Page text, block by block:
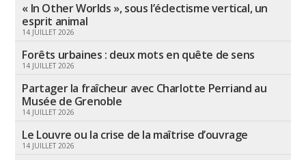
« In Other Worlds », sous l’éclectisme vertical, un
esprit animal
14 JUILLET 2026
Forêts urbaines : deux mots en quête de sens
14 JUILLET 2026
Partager la fraîcheur avec Charlotte Perriand au
Musée de Grenoble
14 JUILLET 2026
Le Louvre ou la crise de la maîtrise d’ouvrage
14 JUILLET 2026